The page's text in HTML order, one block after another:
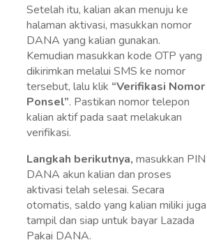
Setelah itu, kalian akan menuju ke
halaman aktivasi, masukkan nomor
DANA yang kalian gunakan.
Kemudian masukkan kode OTP yang
dikirimkan melalui SMS ke nomor
tersebut, lalu klik “Verifikasi Nomor
Ponsel”. Pastikan nomor telepon
kalian aktif pada saat melakukan
verifikasi.
Langkah berikutnya, masukkan PIN
DANA akun kalian dan proses
aktivasi telah selesai. Secara
otomatis, saldo yang kalian miliki juga
tampil dan siap untuk bayar Lazada
Pakai DANA.